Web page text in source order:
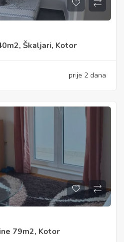
Škaljari, Kotor
prije 2 dana
79m2, Kotor